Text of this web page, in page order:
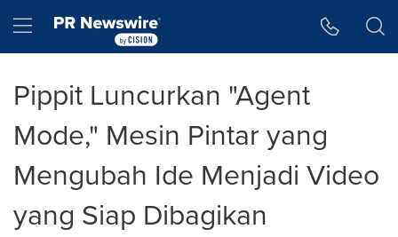
Hamburger menu
Pippit Luncurkan "Agent
Mode," Mesin Pintar yang
Mengubah Ide Menjadi Video
yang Siap Dibagikan